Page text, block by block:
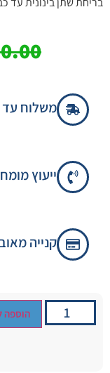
משלוח עד
ייעוץ
קנייה
הוספה